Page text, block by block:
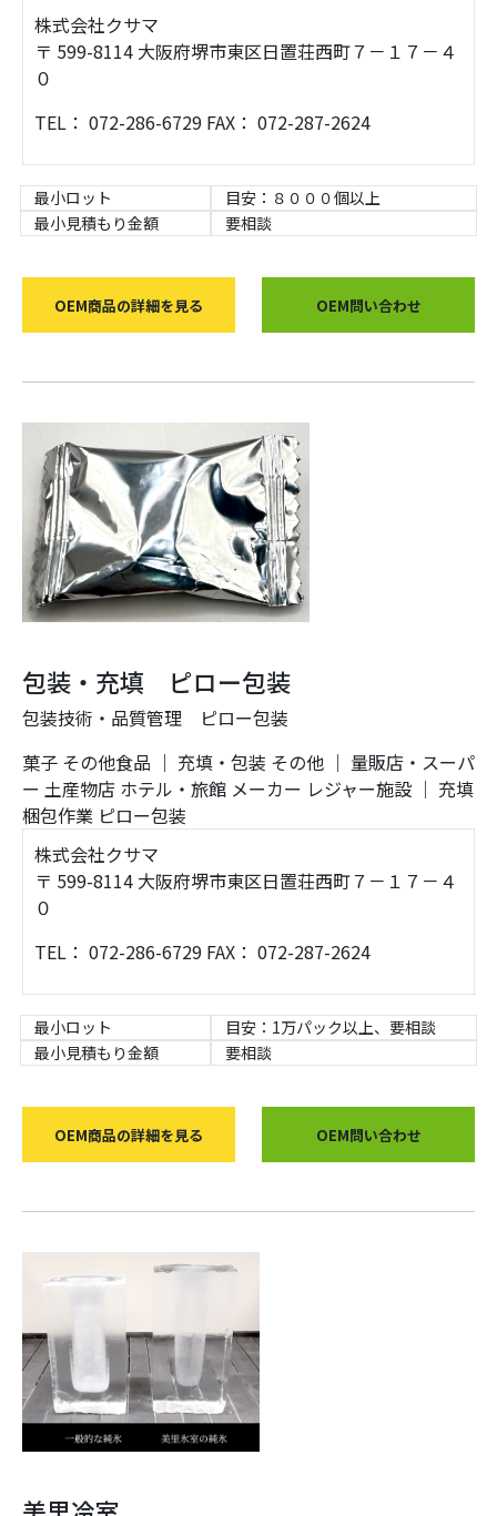
株式会社クサマ
〒 599-8114 大阪府堺市東区日置荘西町７－１７－４
０
TEL： 072-286-6729 FAX： 072-287-2624
最小ロット
目安：８０００個以上
最小見積もり金額
要相談
OEM商品の詳細を見る OEM問い合わせ
包装・充填 ピロー包装
包装技術・品質管理 ピロー包装
菓子 その他食品 ｜ 充填・包装 その他 ｜ 量販店・スーパ
ー 土産物店 ホテル・旅館 メーカー レジャー施設 ｜ 充填
梱包作業 ピロー包装
株式会社クサマ
〒 599-8114 大阪府堺市東区日置荘西町７－１７－４
０
TEL： 072-286-6729 FAX： 072-287-2624
最小ロット
目安：1万パック以上、要相談
最小見積もり金額
要相談
OEM商品の詳細を見る OEM問い合わせ